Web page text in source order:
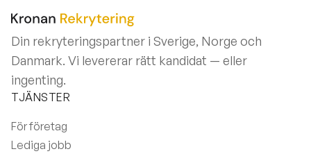
Din rekryteringspartner i Sverige, Norge och
Danmark. Vi levererar rätt kandidat — eller
ingenting.
TJÄNSTER
För företag
Lediga jobb